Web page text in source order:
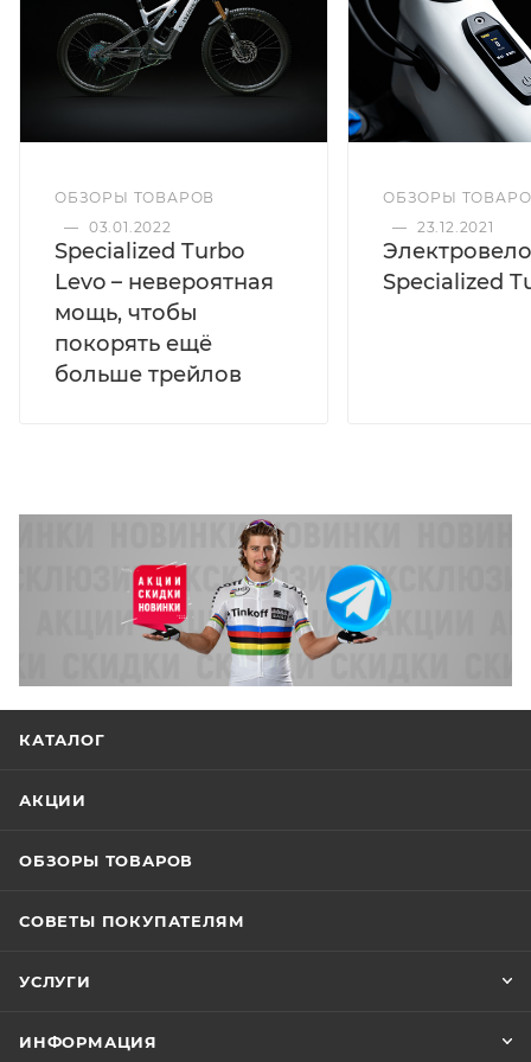
ОБЗОРЫ ТОВАРОВ
— 03.01.2022
Specialized Turbo
Levo – невероятная
мощь, чтобы
покорять ещё
больше трейлов
ОБЗОРЫ
— 23.12.2021
Specialized
КАТАЛОГ
АКЦИИ
ОБЗОРЫ ТОВАРОВ
СОВЕТЫ ПОКУПАТЕЛЯМ
УСЛУГИ
ИНФОРМАЦИЯ